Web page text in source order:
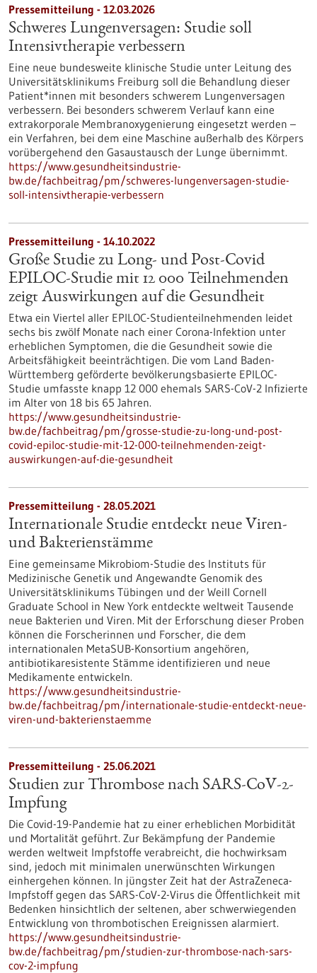
Pressemitteilung - 12.03.2026
Schweres Lungenversagen: Studie soll
Intensivtherapie verbessern
Eine neue bundesweite klinische Studie unter Leitung des
Universitätsklinikums Freiburg soll die Behandlung dieser
Patient*innen mit besonders schwerem Lungenversagen
verbessern. Bei besonders schwerem Verlauf kann eine
extrakorporale Membranoxygenierung eingesetzt werden –
ein Verfahren, bei dem eine Maschine außerhalb des Körpers
vorübergehend den Gasaustausch der Lunge übernimmt.
https://www.gesundheitsindustrie-
bw.de/fachbeitrag/pm/schweres-lungenversagen-studie-
soll-intensivtherapie-verbessern
Pressemitteilung - 14.10.2022
Große Studie zu Long- und Post-Covid
EPILOC-Studie mit 12 000 Teilnehmenden
zeigt Auswirkungen auf die Gesundheit
Etwa ein Viertel aller EPILOC-Studienteilnehmenden leidet
sechs bis zwölf Monate nach einer Corona-Infektion unter
erheblichen Symptomen, die die Gesundheit sowie die
Arbeitsfähigkeit beeinträchtigen. Die vom Land Baden-
Württemberg geförderte bevölkerungsbasierte EPILOC-
Studie umfasste knapp 12 000 ehemals SARS-CoV-2 Infizierte
im Alter von 18 bis 65 Jahren.
https://www.gesundheitsindustrie-
bw.de/fachbeitrag/pm/grosse-studie-zu-long-und-post-
covid-epiloc-studie-mit-12-000-teilnehmenden-zeigt-
auswirkungen-auf-die-gesundheit
Pressemitteilung - 28.05.2021
Internationale Studie entdeckt neue Viren-
und Bakterienstämme
Eine gemeinsame Mikrobiom-Studie des Instituts für
Medizinische Genetik und Angewandte Genomik des
Universitätsklinikums Tübingen und der Weill Cornell
Graduate School in New York entdeckte weltweit Tausende
neue Bakterien und Viren. Mit der Erforschung dieser Proben
können die Forscherinnen und Forscher, die dem
internationalen MetaSUB-Konsortium angehören,
antibiotikaresistente Stämme identifizieren und neue
Medikamente entwickeln.
https://www.gesundheitsindustrie-
bw.de/fachbeitrag/pm/internationale-studie-entdeckt-neue-
viren-und-bakterienstaemme
Pressemitteilung - 25.06.2021
Studien zur Thrombose nach SARS-CoV-2-
Impfung
Die Covid-19-Pandemie hat zu einer erheblichen Morbidität
und Mortalität geführt. Zur Bekämpfung der Pandemie
werden weltweit Impfstoffe verabreicht, die hochwirksam
sind, jedoch mit minimalen unerwünschten Wirkungen
einhergehen können. In jüngster Zeit hat der AstraZeneca-
Impfstoff gegen das SARS-CoV-2-Virus die Öffentlichkeit mit
Bedenken hinsichtlich der seltenen, aber schwerwiegenden
Entwicklung von thrombotischen Ereignissen alarmiert.
https://www.gesundheitsindustrie-
bw.de/fachbeitrag/pm/studien-zur-thrombose-nach-sars-
cov-2-impfung